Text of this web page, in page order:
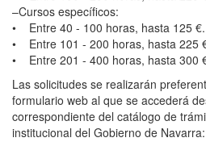
–Cursos específicos:
• Entre 40 - 100 horas, hasta 125 €.
• Entre 101 - 200 horas, hasta 225
• Entre 201 - 400 horas, hasta 300
Las solicitudes se realizarán
formulario web al que se accederá
correspondiente del catálogo de
institucional del Gobierno de Navarra: